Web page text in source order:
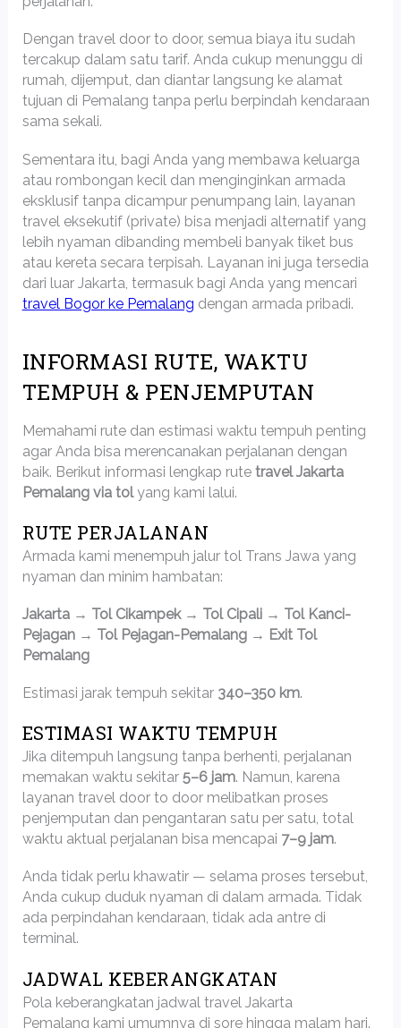
Dengan travel door to door, semua biaya itu sudah
tercakup dalam satu tarif. Anda cukup menunggu di
rumah, dijemput, dan diantar langsung ke alamat
tujuan di Pemalang tanpa perlu berpindah kendaraan
sama sekali.
Sementara itu, bagi Anda yang membawa keluarga
atau rombongan kecil dan menginginkan armada
eksklusif tanpa dicampur penumpang lain, layanan
travel eksekutif (private) bisa menjadi alternatif yang
lebih nyaman dibanding membeli banyak tiket bus
atau kereta secara terpisah. Layanan ini juga tersedia
dari luar Jakarta, termasuk bagi Anda yang mencari
travel Bogor ke Pemalang dengan armada pribadi.
INFORMASI RUTE, WAKTU
TEMPUH & PENJEMPUTAN
Memahami rute dan estimasi waktu tempuh penting
agar Anda bisa merencanakan perjalanan dengan
baik. Berikut informasi lengkap rute travel Jakarta
Pemalang via tolyang kami lalui.
RUTE PERJALANAN
Armada kami menempuh jalur tol Trans Jawa yang
nyaman dan minim hambatan:
Jakarta → Tol Cikampek → Tol Cipali → Tol Kanci-
Pejagan → Tol Pejagan-Pemalang → Exit Tol
Pemalang
Estimasi jarak tempuh sekitar 340–350 km.
ESTIMASI WAKTU TEMPUH
Jika ditempuh langsung tanpa berhenti, perjalanan
memakan waktu sekitar 5–6 jam. Namun, karena
layanan travel door to door melibatkan proses
penjemputan dan pengantaran satu per satu, total
waktu aktual perjalanan bisa mencapai 7–9 jam.
Anda tidak perlu khawatir — selama proses tersebut,
Anda cukup duduk nyaman di dalam armada. Tidak
ada perpindahan kendaraan, tidak ada antre di
terminal.
JADWAL KEBERANGKATAN
Pola keberangkatan jadwal travel Jakarta
Pemalang kami umumnya di sore hingga malam hari.